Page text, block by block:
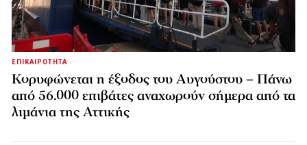
ΕΠΙΚΑΙΡΟΤΗΤΑ
Κορυφώνεται η έξοδος του Αυγούστου – Πάνω
από 56.000 επιβάτες αναχωρούν σήμερα από τα
λιμάνια της Αττικής